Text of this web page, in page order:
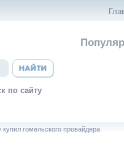
по сайту
купил гомельского провайдера